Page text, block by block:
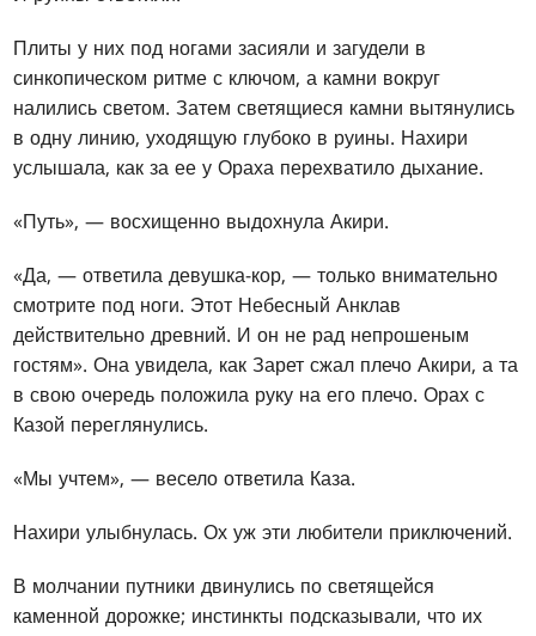
Плиты у них под ногами засияли и загудели в
синкопическом ритме с ключом, а камни вокруг
налились светом. Затем светящиеся камни вытянулись
в одну линию, уходящую глубоко в руины. Нахири
услышала, как за ее у Ораха перехватило дыхание.
«Путь», — восхищенно выдохнула Акири.
«Да, — ответила девушка-кор, — только внимательно
смотрите под ноги. Этот Небесный Анклав
действительно древний. И он не рад непрошеным
гостям». Она увидела, как Зарет сжал плечо Акири, а та
в свою очередь положила руку на его плечо. Орах с
Казой переглянулись.
«Мы учтем», — весело ответила Каза.
Нахири улыбнулась. Ох уж эти любители приключений.
В молчании путники двинулись по светящейся
каменной дорожке; инстинкты подсказывали, что их